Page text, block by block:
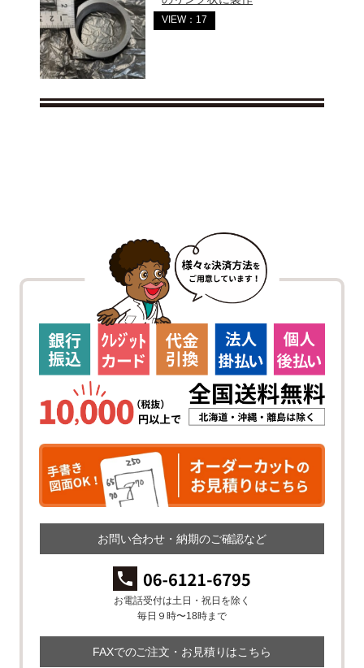
VIEW：17
お問い合わせ・納期のご確認など
お電話受付は土日・祝日を除く
毎日９時〜18時まで
FAXでのご注文・お見積りはこちら